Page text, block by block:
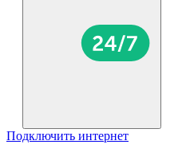
Подключить интернет